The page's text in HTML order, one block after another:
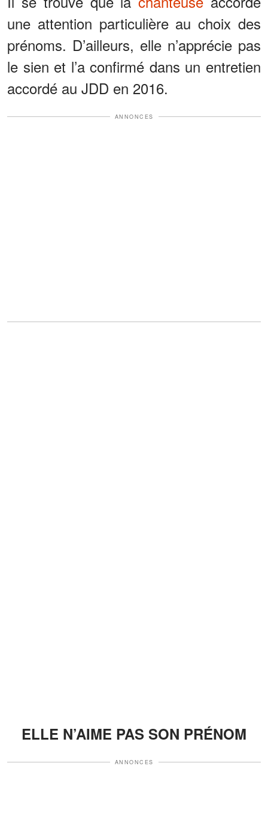
une attention particulière au choix des
prénoms. D’ailleurs, elle n’apprécie pas
le sien et l’a confirmé dans un entretien
accordé au JDD en 2016.
ANNONCES
ELLE N’AIME PAS SON PRÉNOM
ANNONCES